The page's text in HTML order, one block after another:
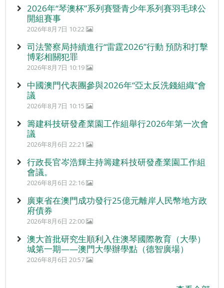
2026年“琴澳杯”系列賽暨青少年系列賽羽毛球公
開組賽事
2026年8月7日 10:22
司法警察局持續進行“雷霆2026”行動 預防和打擊
博彩相關犯罪
2026年8月7日 10:19
中國澳門代表團參與2026年“亞太反洗錢組織”會
議
2026年8月7日 10:15
籌建科技研發產業園工作組舉行2026年第一次會
議
2026年8月6日 22:21
行政長官岑浩輝主持籌建科技研發產業園工作組
會議。
2026年8月6日 22:16
廣東省在澳門成功發行25億元離岸人民幣地方政
府債券
2026年8月6日 22:00
澳大首批研究生順利入住澳琴國際教育（大學）
城第一期——澳門大學辦學點（德智廣場）
2026年8月6日 20:57